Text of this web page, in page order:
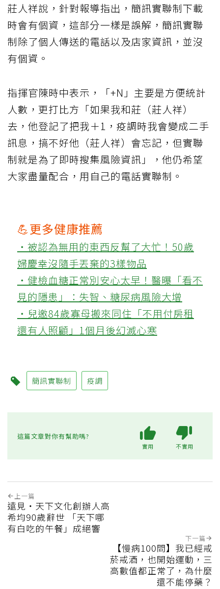
莊人祥說，針對報導指出，簡訊實聯制下載
時會有個資，這部分一樣是誤解，簡訊實聯
制除了個人傳送的電話以及店家資訊，並沒
有個資。
指揮官陳時中表示，「+N」主要是方便統計
人數，更打比方「如果我和莊（莊人祥）
去，他登記了把我＋1，疫調時我會變成二手
訊息，搞不好他（莊人祥）會忘記，但實聯
制就是為了即時搜集風險資訊」，他仍希望
大家盡量配合，用自己的電話實聯制。
💪更多健康推薦
‧被認為無用的東西反幫了大忙！50歲
婦慶幸沒隨手丟棄的3樣物品
‧健檢血糖正常別安心太早！醫曝「看不
見的隱患」：失智、糖尿病風險大增
‧兒邀84歲寡母搬來同住「不用付房租
還有人照顧」1個月後幻滅心寒
簡訊實聯制 疫調
這篇文章對你有幫助嗎?
實用 不實用
上一篇
遠見‧天下文化創辦人高
希均90歲辭世 「天下哪
有白吃的午餐」成絕響
下一篇
【慢病100問】我已經戒
菸戒酒，也開始運動，三
高數值都正常了，為什麼
還不能停藥？